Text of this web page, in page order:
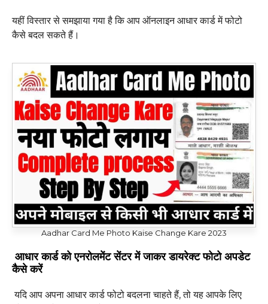
यहीं विस्तार से समझाया गया है कि आप ऑनलाइन आधार कार्ड में फोटो
कैसे बदल सकते हैं।
Aadhar Card Me Photo Kaise Change Kare 2023
आधार कार्ड को एनरोलमेंट सेंटर में जाकर डायरेक्ट फोटो अपडेट
कैसे करें
यदि आप अपना आधार कार्ड फोटो बदलना चाहते हैं, तो यह आपके लिए